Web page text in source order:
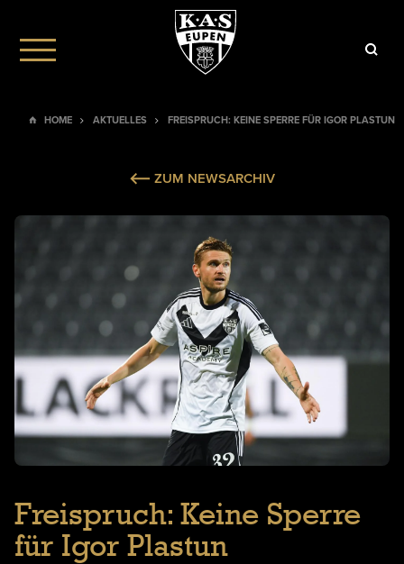
HOME AKTUELLES FREISPRUCH: KEINE SPERRE FÜR IGOR PLASTUN
ZUM NEWSARCHIV
Freispruch: Keine Sperre
für Igor Plastun